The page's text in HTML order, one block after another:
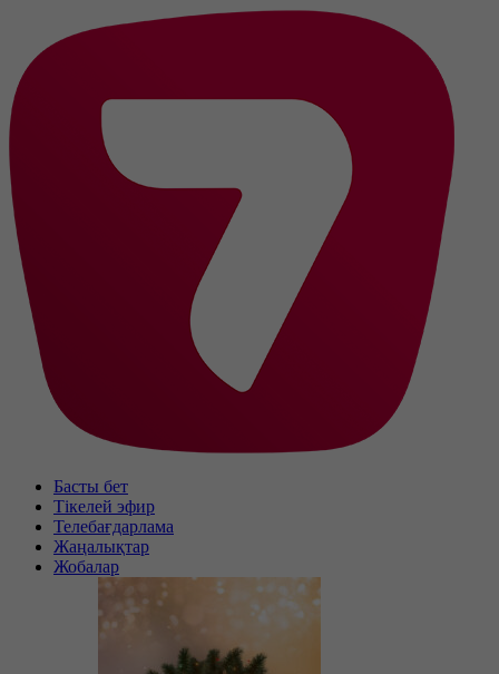
Басты бет
Тікелей эфир
Телебағдарлама
Жаңалықтар
Жобалар